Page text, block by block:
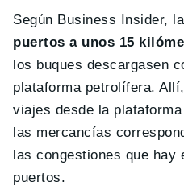
Según Business Insider,
puertos a unos 15
los buques descargasen
plataforma petrolífera.
viajes desde la
las mercancías
las congestiones que hay
puertos.